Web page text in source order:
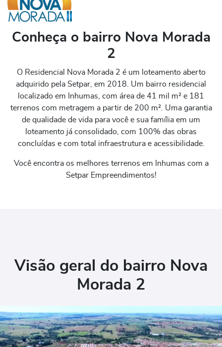
Conheça o bairro Nova Morada
2
O Residencial Nova Morada 2 é um loteamento aberto
adquirido pela Setpar, em 2018. Um bairro residencial
localizado em Inhumas, com área de 41 mil m² e 181
terrenos com metragem a partir de 200 m². Uma garantia
de qualidade de vida para você e sua família em um
loteamento já consolidado, com 100% das obras
concluídas e com total infraestrutura e acessibilidade.
Você encontra os melhores terrenos em Inhumas com a
Setpar Empreendimentos!
Visão geral do bairro Nova
Morada 2